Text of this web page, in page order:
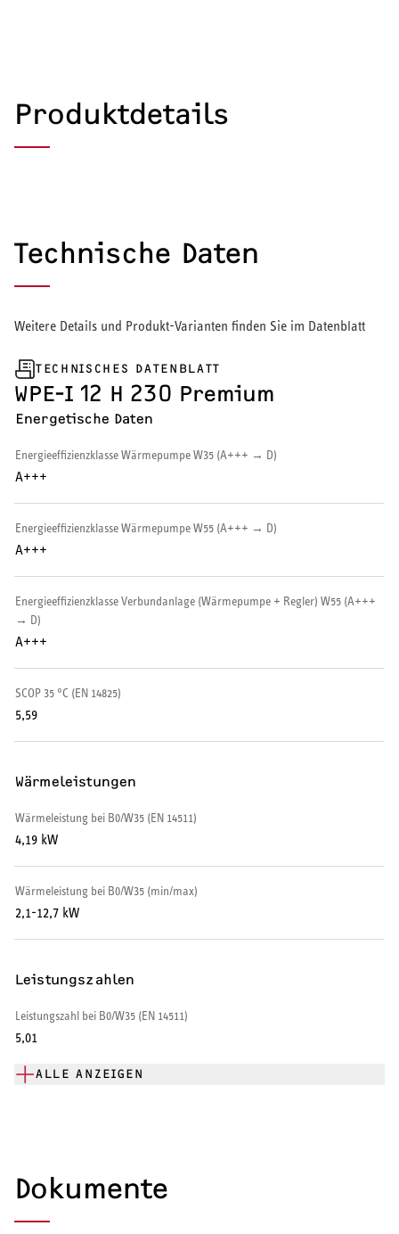
HEIZEN UND KÜHLEN
Wärmepumpe
Regelung / Energiemanagement
Elektroheizung
WARMWASSER
Warmwasserspeicher
Warmwasser-Wärmepumpe
Kochendwassergeräte
Händetrockner
LÜFTEN
Lüftungsanlagen
SERVICE
Serviceleistungen
Produktdetails
Technische Daten
Weitere Details und Produkt-Varianten finden Sie im Datenblatt
TECHNISCHES DATENBLATT
WPE-I 12 H 230 Premium
Energetische Daten
Energieeffizienzklasse Wärmepumpe W35 (A+++ → D)
A+++
Energieeffizienzklasse Wärmepumpe W55 (A+++ → D)
A+++
Energieeffizienzklasse Verbundanlage (Wärmepumpe + Regler) W55 (A+++
→ D)
A+++
SCOP 35 °C (EN 14825)
5,59
Wärmeleistungen
Wärmeleistung bei B0/W35 (EN 14511)
4,19 kW
Wärmeleistung bei B0/W35 (min/max)
2,1-12,7 kW
Leistungszahlen
Leistungszahl bei B0/W35 (EN 14511)
5,01
ALLE ANZEIGEN
Dokumente